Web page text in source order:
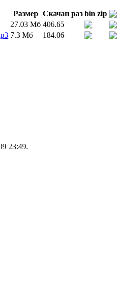
Размер Скачан раз bin zip
27.03 Мб 406.65
7.3 Мб
184.06
23:49.